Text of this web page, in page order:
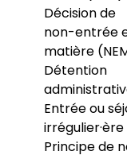
Décision de
non-entrée
matière
Détention
Entrée ou
irrégulier·ère
Principe de